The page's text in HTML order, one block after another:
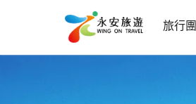
旅行團